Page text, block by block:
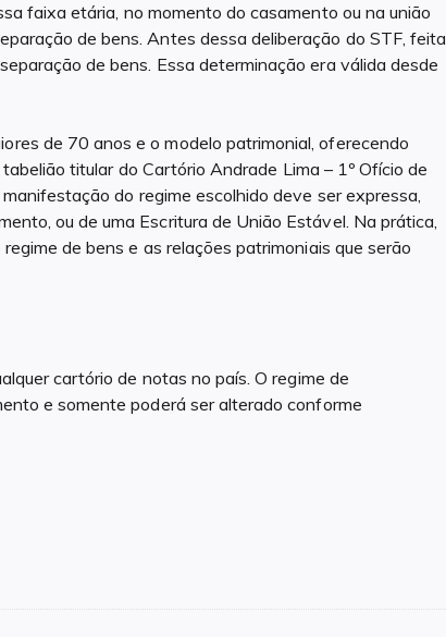
faixa etária, no momento do casamento ou na união
de bens. Antes dessa deliberação do STF, feita
de bens. Essa determinação era válida desde
de 70 anos e o modelo patrimonial, oferecendo
titular do Cartório Andrade Lima – 1º Ofício de
do regime escolhido deve ser expressa,
ou de uma Escritura de União Estável. Na prática,
de bens e as relações patrimoniais que serão
cartório de notas no país. O regime de
e somente poderá ser alterado conforme